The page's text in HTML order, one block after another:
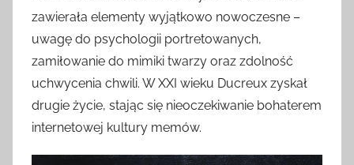
zawierała elementy wyjątkowo nowoczesne –
uwagę do psychologii portretowanych,
zamiłowanie do mimiki twarzy oraz zdolność
uchwycenia chwili. W XXI wieku Ducreux zyskał
drugie życie, stając się nieoczekiwanie bohaterem
internetowej kultury memów.